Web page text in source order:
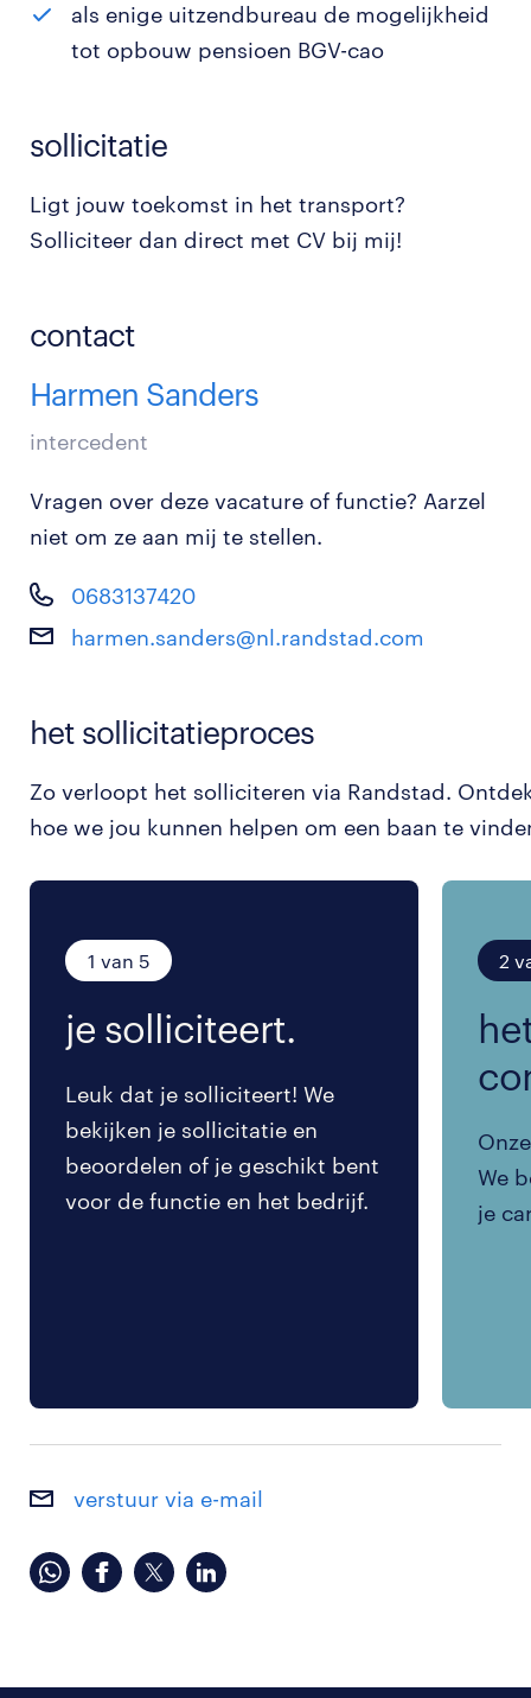
als enige uitzendbureau de mogelijkheid
tot opbouw pensioen BGV-cao
sollicitatie
Ligt jouw toekomst in het transport?
Solliciteer dan direct met CV bij mij!
contact
Harmen Sanders
intercedent
Vragen over deze vacature of functie? Aarzel
niet om ze aan mij te stellen.
0683137420
harmen.sanders@nl.randstad.com
het sollicitatieproces
Zo verloopt het solliciteren via Randstad.
hoe we jou kunnen helpen om een baan te
1 van 5
je solliciteert.
Leuk dat je solliciteert! We
bekijken je sollicitatie en
beoordelen of je geschikt bent
voor de functie en het bedrijf.
2
We
je
verstuur via e-mail